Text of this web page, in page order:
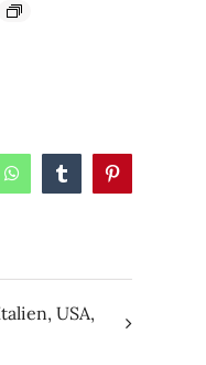
WhatsAppTumblrPinterest
USA,